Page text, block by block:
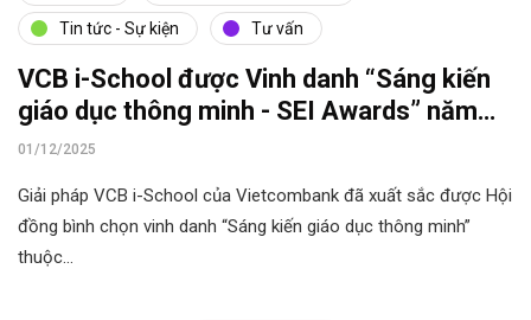
Tin tức - Sự kiện Tư vấn
VCB i-School được Vinh danh “Sáng kiến
giáo dục thông minh - SEI Awards” năm
2025
01/12/2025
Giải pháp VCB i-School của Vietcombank đã xuất sắc được Hội
đồng bình chọn vinh danh “Sáng kiến giáo dục thông minh”
thuộc…